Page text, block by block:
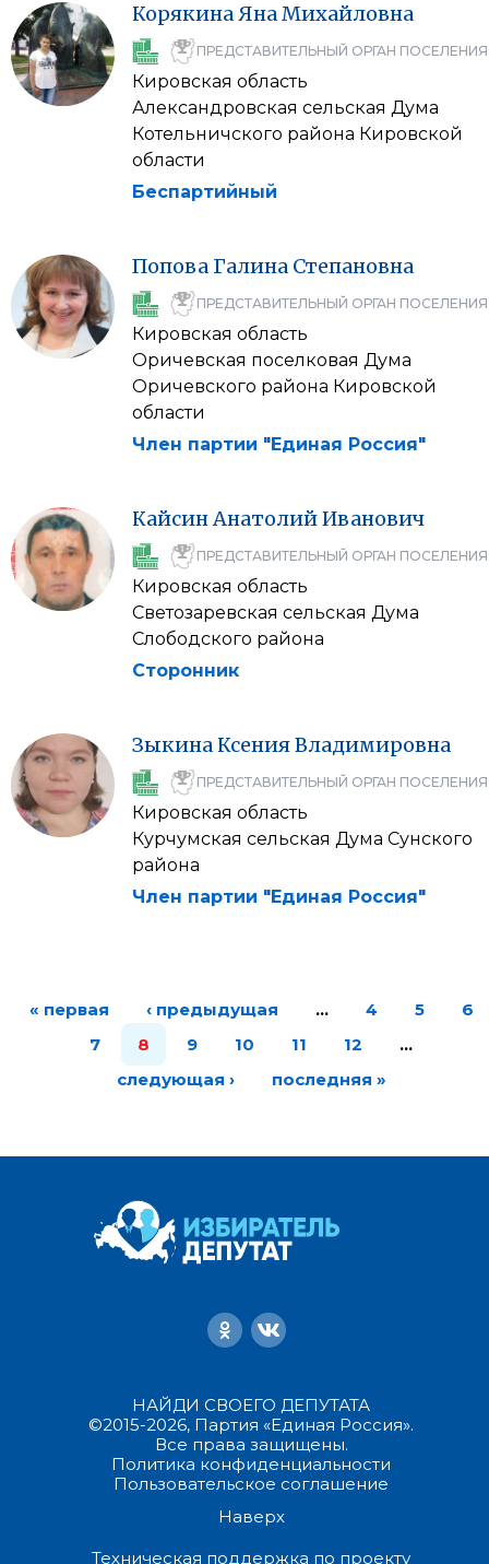
КорякинаЯнаМихайловна
ПРЕДСТАВИТЕЛЬНЫЙ ОРГАН ПОСЕЛЕНИЯ
Кировская область
Александровская сельская Дума
Котельничского района Кировской
области
Беспартийный
Попова Галина Степановна
ПРЕДСТАВИТЕЛЬНЫЙ ОРГАН ПОСЕЛЕНИЯ
Кировская область
Оричевская поселковая Дума
Оричевского района Кировской
области
Член партии "Единая Россия"
КайсинАнатолийИванович
ПРЕДСТАВИТЕЛЬНЫЙ ОРГАН ПОСЕЛЕНИЯ
Кировская область
Светозаревская сельская Дума
Слободского района
Сторонник
Зыкина КсенияВладимировна
ПРЕДСТАВИТЕЛЬНЫЙ ОРГАН ПОСЕЛЕНИЯ
Кировская область
Курчумская сельская Дума Сунского
района
Член партии "Единая Россия"
« первая ‹ предыдущая … 4 5
6
7
8 9 10 11 12
…
следующая ›
последняя »
НАЙДИ СВОЕГО ДЕПУТАТА
©2015-2026, Партия «Единая Россия».
Все права защищены.
Политика конфиденциальности
Пользовательское соглашение
Наверх
Техническая поддержка по проекту